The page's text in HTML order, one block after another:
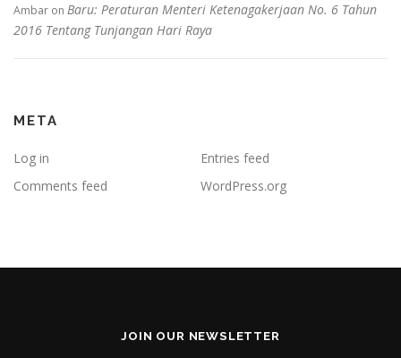
Ambar on Baru: Peraturan Menteri Ketenagakerjaan No. 6 Tahun
2016 Tentang Tunjangan Hari Raya
META
Log in
Entries feed
Comments feed
WordPress.org
JOIN OUR NEWSLETTER